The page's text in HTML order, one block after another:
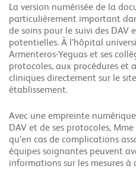
La version numérisée de la
particulièrement important
de soins pour le suivi des DAV
potentielles. À l’hôpital
Armenteros-Yeguas et ses
protocoles, aux procédures et
cliniques directement sur le
établissement.
Avec une empreinte
DAV et de ses protocoles,
qu’en cas de complications
équipes soignantes peuvent
informations sur les mesures à